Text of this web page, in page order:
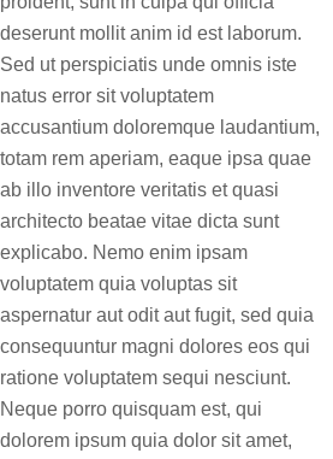
deserunt mollit anim id est laborum.
Sed ut perspiciatis unde omnis iste
natus error sit voluptatem
accusantium doloremque laudantium,
totam rem aperiam, eaque ipsa quae
ab illo inventore veritatis et quasi
architecto beatae vitae dicta sunt
explicabo. Nemo enim ipsam
voluptatem quia voluptas sit
aspernatur aut odit aut fugit, sed quia
consequuntur magni dolores eos qui
ratione voluptatem sequi nesciunt.
Neque porro quisquam est, qui
dolorem ipsum quia dolor sit amet,